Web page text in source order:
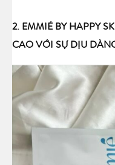
2. EMMIÉ BY HAPPY
CAO VỚI SỰ DỊU